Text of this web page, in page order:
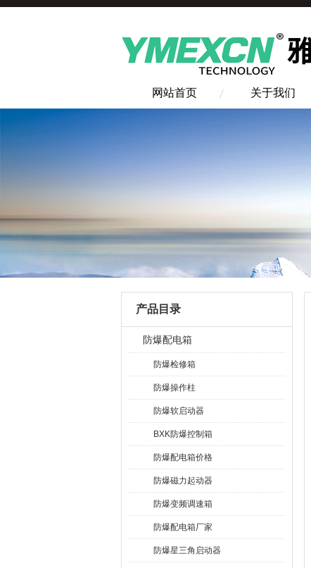
网站首页 关于我们
产品目录
防爆配电箱
防爆检修箱
防爆操作柱
防爆软启动器
BXK防爆控制箱
防爆配电箱价格
防爆磁力起动器
防爆变频调速箱
防爆配电箱厂家
防爆星三角启动器